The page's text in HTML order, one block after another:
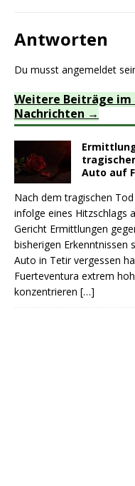
Antworten
Du musst angemeldet
Weitere Beiträge im
Nachrichten
Auto auf
Nach dem tragischen
infolge eines Hitzschlags
Gericht Ermittlungen
bisherigen Erkenntnissen
Auto in Tetir vergessen
Fuerteventura extrem
konzentrieren […]